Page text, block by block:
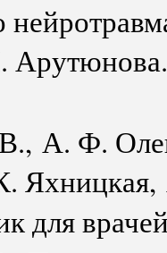
А. Ф.
для